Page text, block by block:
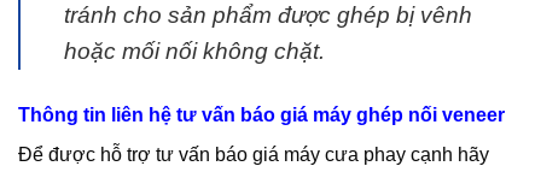
tránh cho sản phẩm được ghép bị vênh
hoặc mối nối không chặt.
Thông tin liên hệ tư vấn báo giá máy ghép nối veneer
Để được hỗ trợ tư vấn báo giá máy cưa phay cạnh hãy